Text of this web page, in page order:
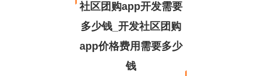
社区团购app开发需要
多少钱_开发社区团购
app价格费用需要多少
钱